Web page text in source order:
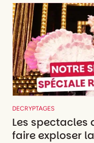
DECRYPTAGES
Les spectacles
faire exploser